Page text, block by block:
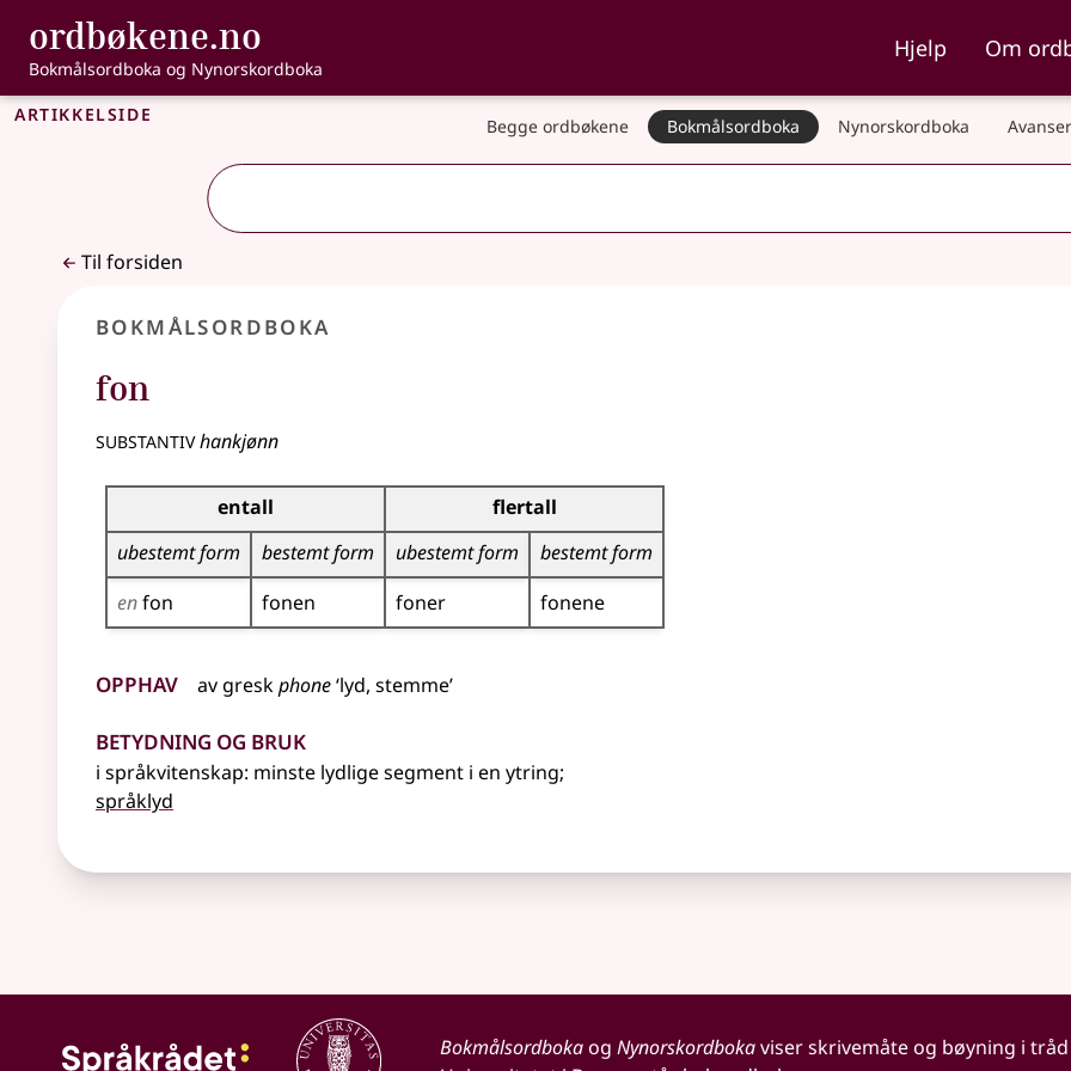
Gå til hovedinnhold
Tilgjengelighet
ordbøkene.no , Bokmålsordboka og Nynorskordboka
Bokmålsordboka og Nynorskordboka
Hjelp Om
Artikkelside Begge ordbøkene Bokmålsordboka Nynorskordboka
Til forsiden
Bokmålsordboka
fon
substantivhankjønn
Bøyingstabell for dette substantivet
entall
flertall
ubestemt form
bestemt form ubestemt form
bestemt form
enfon fonen foner fonene
Opphav av greskphone‘lyd, stemme’
Betydning og bruk
i språkvitenskap: minste lydlige segment i en ytring;
språklyd
Bokmålsordbokaog Nynorskordbokaviser skrivemåte og bøyning i